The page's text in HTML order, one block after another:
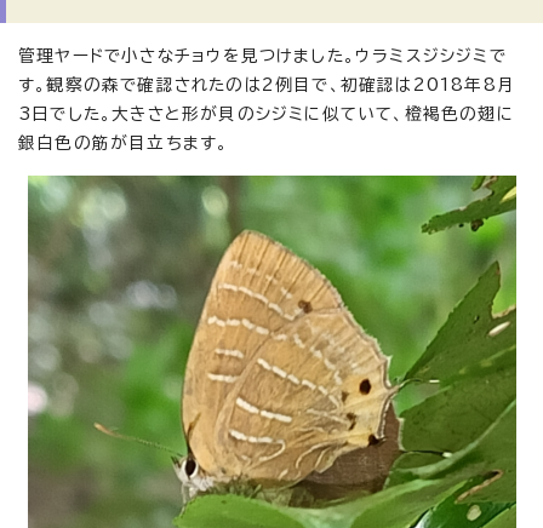
管理ヤードで小さなチョウを見つけました。ウラミスジシジミで
す。観察の森で確認されたのは2例目で、初確認は2018年8月
3日でした。大きさと形が貝のシジミに似ていて、橙褐色の翅に
銀白色の筋が目立ちます。